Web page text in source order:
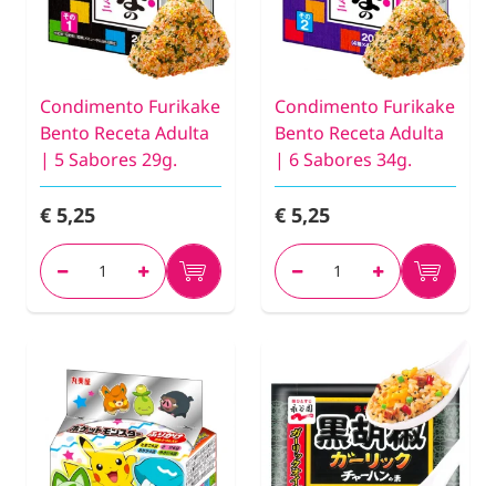
Condimento Furikake
Bento Receta Adulta
| 5 Sabores 29g.
€ 5,25
Condimento Furikake
Bento Receta Adulta
| 6 Sabores 34g.
€ 5,25